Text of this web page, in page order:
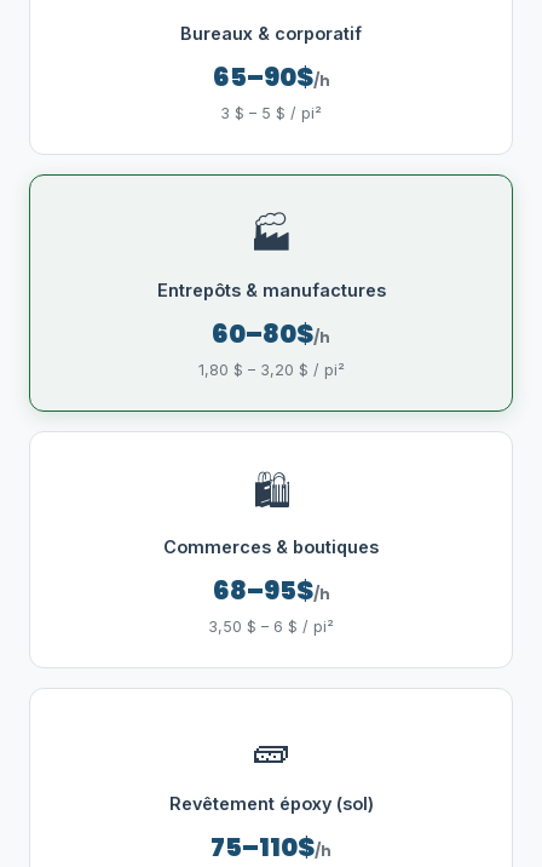
Bureaux & corporatif
65–90$/h
3 $ – 5 $ / pi²
🏭
Entrepôts & manufactures
60–80$/h
1,80 $ – 3,20 $ / pi²
🛍️
Commerces & boutiques
68–95$/h
3,50 $ – 6 $ / pi²
🧱
Revêtement époxy (sol)
75–110$/h